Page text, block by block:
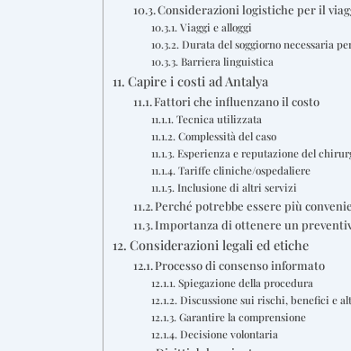
Considerazioni logistiche per il
Viaggi e alloggi
Durata del soggiorno necessaria
Barriera linguistica
Capire i costi ad Antalya
Fattori che influenzano il costo
Tecnica utilizzata
Complessità del caso
Esperienza e reputazione del
Tariffe cliniche/ospedaliere
Inclusione di altri servizi
Perché potrebbe essere più
Importanza di ottenere un
Considerazioni legali ed etiche
Processo di consenso informato
Spiegazione della procedura
Discussione sui rischi, benefici e
Garantire la comprensione
Decisione volontaria